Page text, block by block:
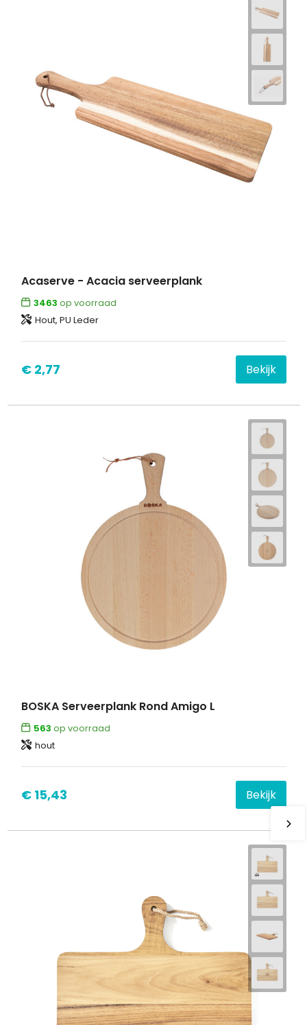
Acaserve - Acacia serveerplank
3463 op voorraad
Hout, PU Leder
€ 2,77 Bekijk
BOSKA Serveerplank Rond Amigo L
563 op voorraad
hout
€ 15,43 Bekijk